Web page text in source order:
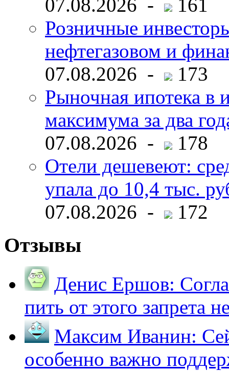
07.08.2026 -
161
Розничные
нефтегазовом и
07.08.2026 -
173
Рыночная ипотека в
максимума за два
07.08.2026 -
178
Отели дешевеют:
упала до 10,4 тыс.
07.08.2026 -
172
Отзывы
Денис Ершов:
пить от этого запрета
Максим Иванин:
особенно важно